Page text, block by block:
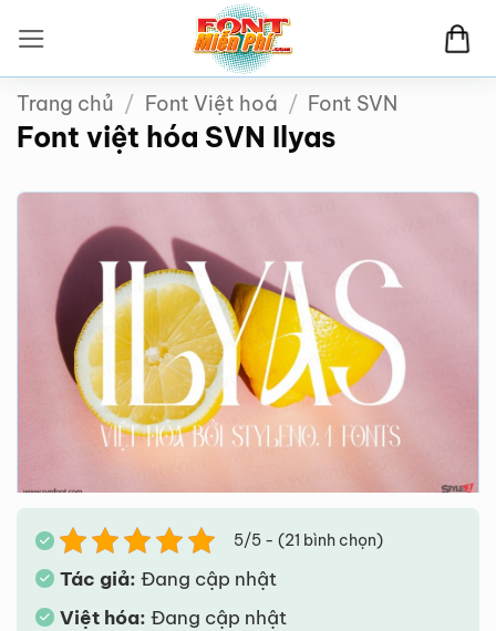
qua
nội
dung
Trang chủ / Font Việt hoá / Font SVN
Font việt hóa SVN Ilyas
5/5 - (21 bình chọn)
Tác giả: Đang cập nhật
Việt hóa: Đang cập nhật